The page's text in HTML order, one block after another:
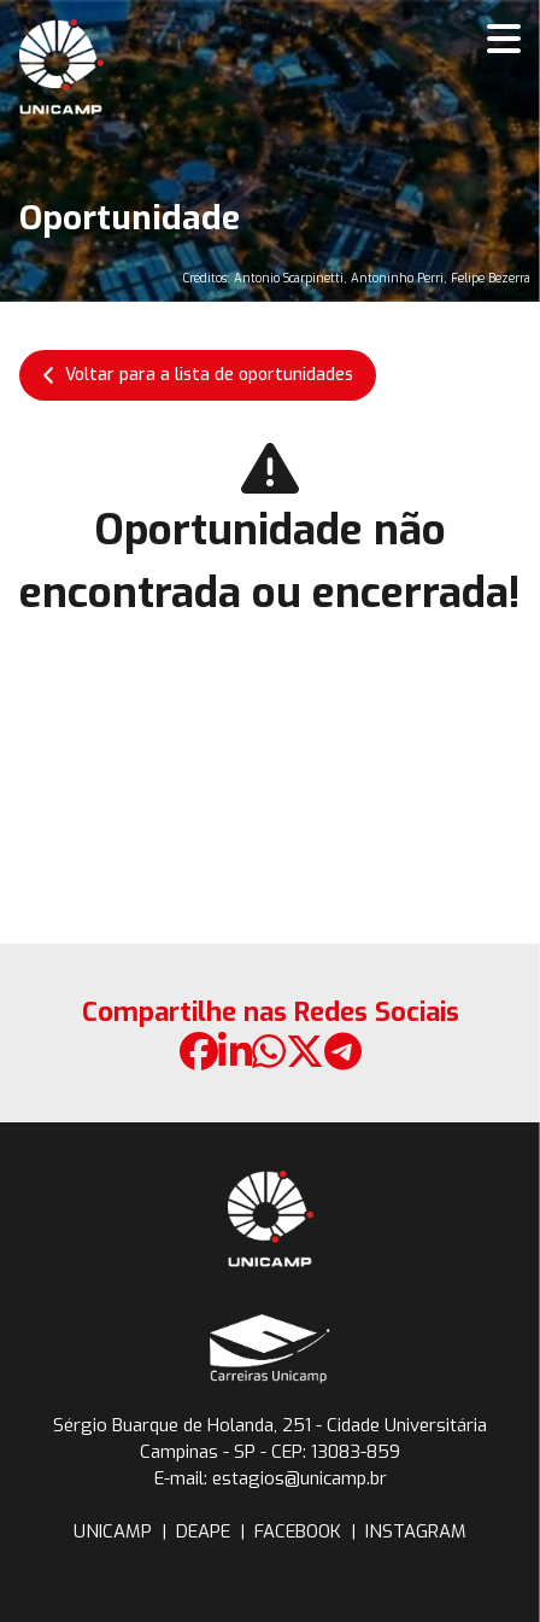
Oportunidade
Créditos: Antonio Scarpinetti, Antoninho Perri, Felipe Bezerra
Voltar para a lista de oportunidades
Oportunidade não
encontrada ou encerrada!
Compartilhe nas Redes Sociais
Sérgio Buarque de Holanda, 251 - Cidade Universitária
Campinas - SP - CEP: 13083-859
E-mail: estagios@unicamp.br
UNICAMP | DEAPE | FACEBOOK | INSTAGRAM